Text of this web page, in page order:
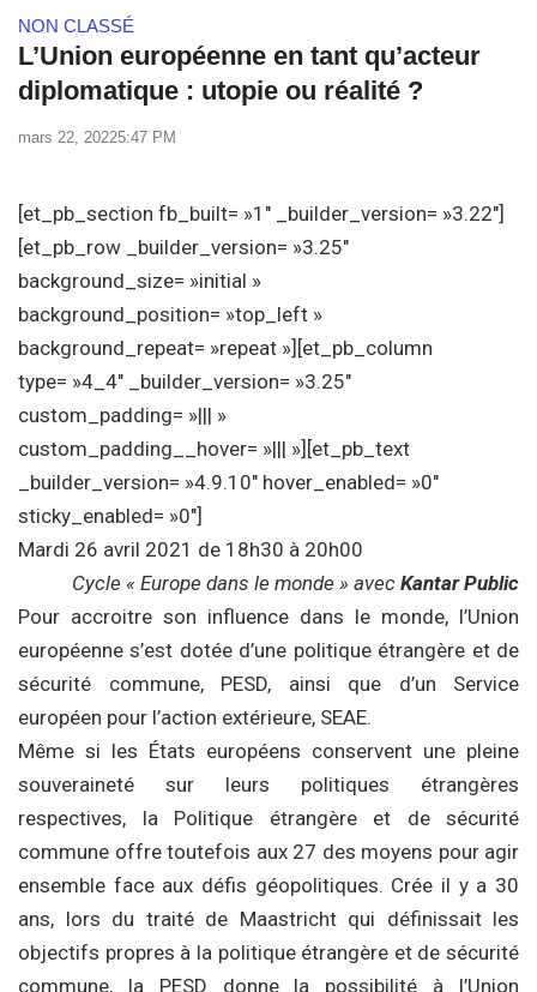
NON CLASSÉ
L’Union européenne en tant qu’acteur
diplomatique : utopie ou réalité ?
mars 22, 20225:47 PM
[et_pb_section fb_built= »1″ _builder_version= »3.22″]
[et_pb_row _builder_version= »3.25″
background_size= »initial »
background_position= »top_left »
background_repeat= »repeat »][et_pb_column
type= »4_4″ _builder_version= »3.25″
custom_padding= »||| »
custom_padding__hover= »||| »][et_pb_text
_builder_version= »4.9.10″ hover_enabled= »0″
sticky_enabled= »0″]
Mardi 26 avril 2021 de 18h30 à 20h00
Cycle « Europe dans le monde » avec Kantar Public
Pour accroitre son influence dans le monde, l’Union
européenne s’est dotée d’une politique étrangère et de
sécurité commune, PESD, ainsi que d’un Service
européen pour l’action extérieure, SEAE.
Même si les États européens conservent une pleine
souveraineté sur leurs politiques étrangères
respectives, la Politique étrangère et de sécurité
commune offre toutefois aux 27 des moyens pour agir
ensemble face aux défis géopolitiques. Crée il y a 30
ans, lors du traité de Maastricht qui définissait les
objectifs propres à la politique étrangère et de sécurité
commune, la PESD donne la possibilité à l’Union